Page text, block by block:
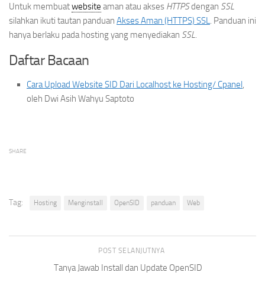
Untuk membuatwebsite aman atau akses HTTPSdengan SSL
silahkan ikuti tautan panduan Akses Aman (HTTPS) SSL. Panduan ini
hanya berlaku pada hosting yang menyediakan SSL.
Daftar Bacaan
Cara Upload Website SID Dari Localhost ke Hosting/ Cpanel,
oleh Dwi Asih Wahyu Saptoto
SHARE
Tag: Hosting Menginstall OpenSID panduan Web
POST SELANJUTNYA
Tanya Jawab Install dan Update OpenSID